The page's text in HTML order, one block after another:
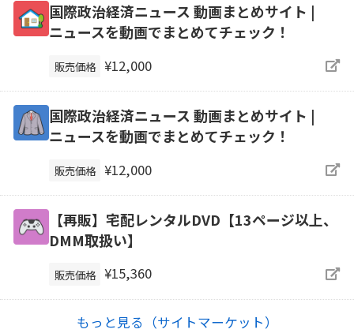
国際政治経済ニュース 動画まとめサイト |
ニュースを動画でまとめてチェック！
販売価格 ¥12,000
国際政治経済ニュース 動画まとめサイト |
ニュースを動画でまとめてチェック！
販売価格 ¥12,000
【再販】宅配レンタルDVD【13ページ以上、
DMM取扱い】
販売価格 ¥15,360
もっと見る（サイトマーケット）